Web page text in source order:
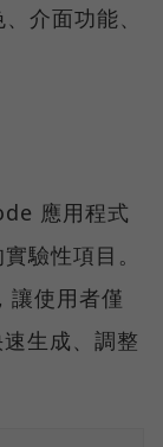
介面功能、
應用程式
驗性項目。
讓使用者僅
生成、調整